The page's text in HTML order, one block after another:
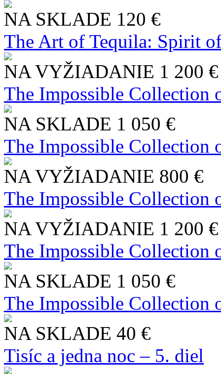
NA SKLADE 120 €
The Art of Tequila: Spirit
NA VYŽIADANIE 1 200 €
The Impossible Collection
NA SKLADE 1 050 €
The Impossible Collection
NA VYŽIADANIE 800 €
The Impossible Collection
NA VYŽIADANIE 1 200 €
The Impossible Collection
NA SKLADE 1 050 €
The Impossible Collection
NA SKLADE 40 €
Tisíc a jedna noc – 5. diel